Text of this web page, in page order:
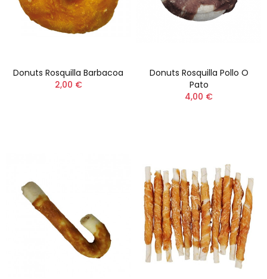
Donuts Rosquilla Barbacoa
2,00 €
Donuts Rosquilla Pollo O
Pato
4,00 €